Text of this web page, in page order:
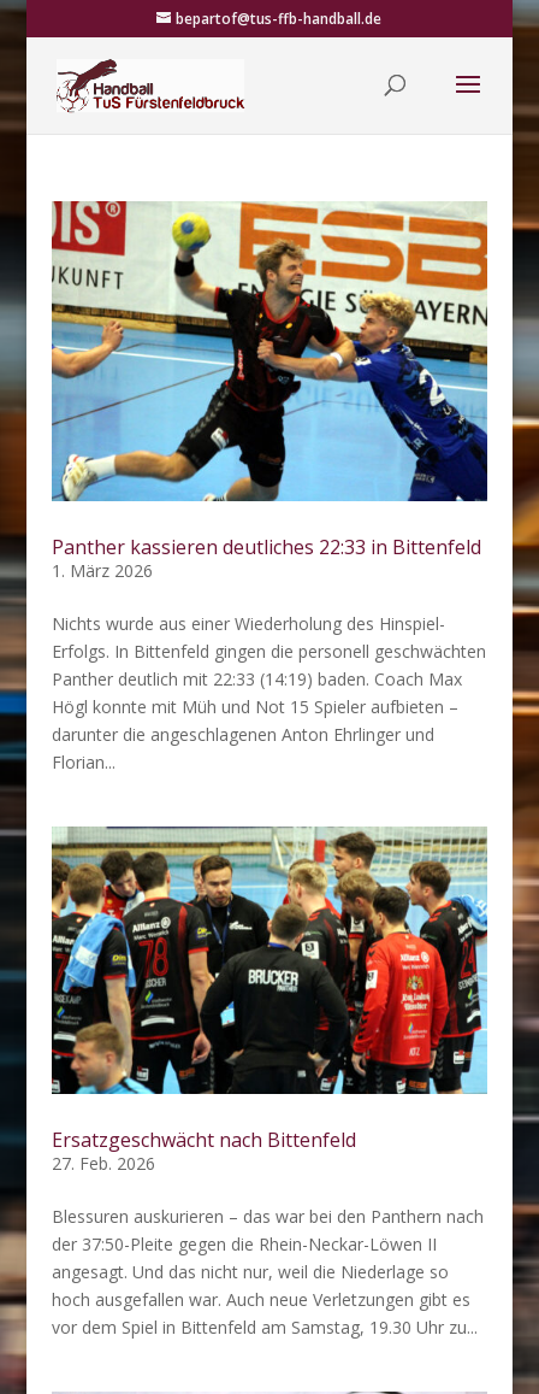
bepartof@tus-ffb-handball.de
Panther kassieren deutliches 22:33 in Bittenfeld
1. März 2026
Nichts wurde aus einer Wiederholung des Hinspiel-
Erfolgs. In Bittenfeld gingen die personell geschwächten
Panther deutlich mit 22:33 (14:19) baden. Coach Max
Högl konnte mit Müh und Not 15 Spieler aufbieten –
darunter die angeschlagenen Anton Ehrlinger und
Florian...
Ersatzgeschwächt nach Bittenfeld
27. Feb. 2026
Blessuren auskurieren – das war bei den Panthern nach
der 37:50-Pleite gegen die Rhein-Neckar-Löwen II
angesagt. Und das nicht nur, weil die Niederlage so
hoch ausgefallen war. Auch neue Verletzungen gibt es
vor dem Spiel in Bittenfeld am Samstag, 19.30 Uhr zu...